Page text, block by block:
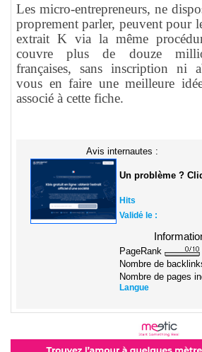
Les micro-entrepreneurs, ne
proprement parler, peuvent pour
extrait K via la même
couvre plus de douze
françaises, sans inscription ni
vous en faire une meilleure
associé à cette fiche.
Avis internautes :
Un problème ?
Hits
Validé le :
PageRank
Nombre de
Nombre de pages
Langue